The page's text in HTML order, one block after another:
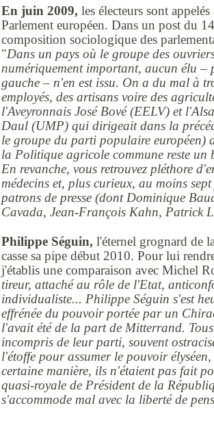
En juin 2009, les électeurs sont
Parlement européen. Dans un post du
composition sociologique des
"Dans un pays où le groupe des
numériquement important, aucun élu –
gauche – n'en est issu. On a du mal à
employés, des artisans voire des
l'Aveyronnais José Bové (EELV) et
Daul (UMP) qui dirigeait dans la
le groupe du parti populaire européen)
la Politique agricole commune reste un
En revanche, vous retrouvez pléthore
médecins et, plus curieux, au moins
patrons de presse (dont Dominique
Cavada, Jean-François Kahn, Patrick
Philippe Séguin, l'éternel grognard de
casse sa pipe début 2010. Pour lui
j'établis une comparaison avec Michel
tireur, attaché au rôle de l'Etat,
individualiste... Philippe Séguin s'est
effrénée du pouvoir portée par un
l'avait été de la part de Mitterrand.
incompris de leur parti, souvent
l'étoffe pour assumer le pouvoir
certaine manière, ils n'étaient pas fait
quasi-royale de Président de la
s'accommode mal avec la liberté de